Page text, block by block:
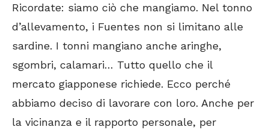
Ricordate: siamo ciò che mangiamo. Nel tonno
d’allevamento, i Fuentes non si limitano alle
sardine. I tonni mangiano anche aringhe,
sgombri, calamari… Tutto quello che il
mercato giapponese richiede. Ecco perché
abbiamo deciso di lavorare con loro. Anche per
la vicinanza e il rapporto personale, per